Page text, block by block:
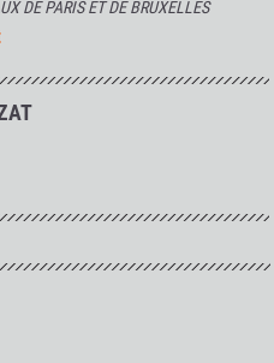
DE PARIS ET DE BRUXELLES